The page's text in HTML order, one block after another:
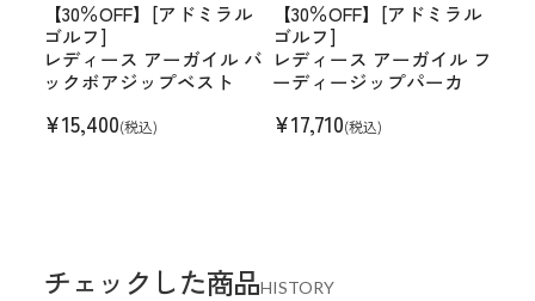
【30％OFF】[アドミラル
ゴルフ]
レディース アーガイル バ
ックボアジップベスト
¥15,400(税込)
【30％OFF】[アドミラル
ゴルフ]
レディース アーガイル フ
ーディージップパーカ
¥17,710(税込)
チェックした商品HISTORY